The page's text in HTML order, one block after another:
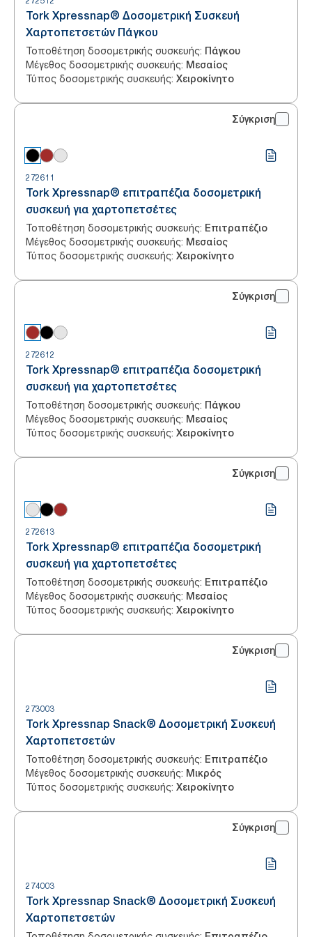
Tork Xpressnap® Δοσομετρική Συσκευή
Χαρτοπετσετών Πάγκου
Τοποθέτηση δοσομετρικής συσκευής: Πάγκου
Μέγεθος δοσομετρικής συσκευής: Μεσαίος
Τύπος δοσομετρικής συσκευής: Χειροκίνητο
Σύγκριση
272611
Tork Xpressnap® επιτραπέζια δοσομετρική
συσκευή για χαρτοπετσέτες
Τοποθέτηση δοσομετρικής συσκευής: Επιτραπέζιο
Μέγεθος δοσομετρικής συσκευής: Μεσαίος
Τύπος δοσομετρικής συσκευής: Χειροκίνητο
Σύγκριση
272612
Tork Xpressnap® επιτραπέζια δοσομετρική
συσκευή για χαρτοπετσέτες
Τοποθέτηση δοσομετρικής συσκευής: Πάγκου
Μέγεθος δοσομετρικής συσκευής: Μεσαίος
Τύπος δοσομετρικής συσκευής: Χειροκίνητο
Σύγκριση
272613
Tork Xpressnap® επιτραπέζια δοσομετρική
συσκευή για χαρτοπετσέτες
Τοποθέτηση δοσομετρικής συσκευής: Επιτραπέζιο
Μέγεθος δοσομετρικής συσκευής: Μεσαίος
Τύπος δοσομετρικής συσκευής: Χειροκίνητο
Σύγκριση
273003
Tork Xpressnap Snack® Δοσομετρική Συσκευή
Χαρτοπετσετών
Τοποθέτηση δοσομετρικής συσκευής: Επιτραπέζιο
Μέγεθος δοσομετρικής συσκευής: Μικρός
Τύπος δοσομετρικής συσκευής: Χειροκίνητο
Σύγκριση
274003
Tork Xpressnap Snack® Δοσομετρική Συσκευή
Χαρτοπετσετών